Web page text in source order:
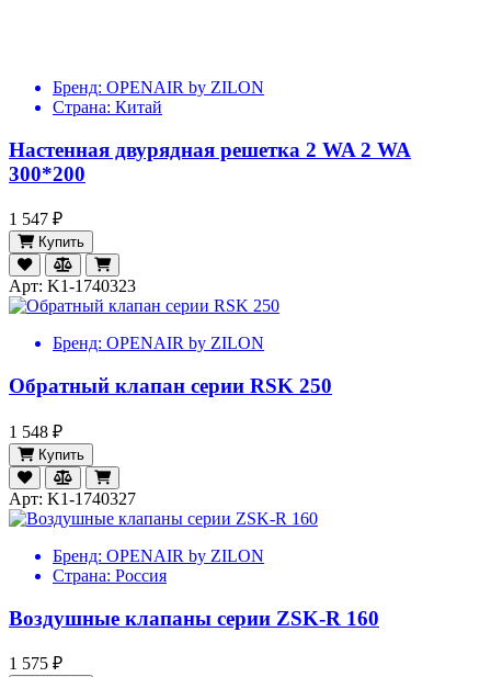
Бренд: OPENAIR by ZILON
Страна: Китай
Настенная двурядная решетка 2 WA 2 WA
300*200
1 547 ₽
Купить
Арт: K1-1740323
Бренд: OPENAIR by ZILON
Обратный клапан серии RSK 250
1 548 ₽
Купить
Арт: K1-1740327
Бренд: OPENAIR by ZILON
Страна: Россия
Воздушные клапаны серии ZSK-R 160
1 575 ₽